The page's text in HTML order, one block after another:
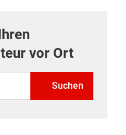
vor Ort
Suchen